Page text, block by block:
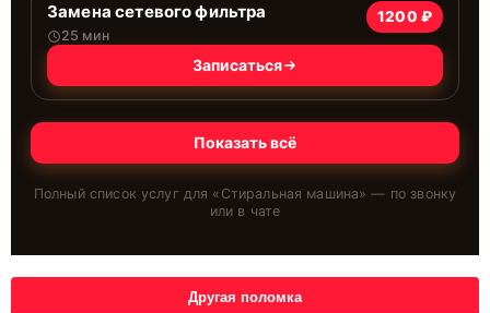
Замена сетевого фильтра
25 мин
1200 ₽
Записаться
Показать всё
Полный список услуг для « Стиральная машина» — по звонку
или в чате
Другая поломка